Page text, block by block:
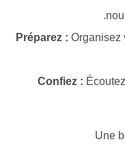
Préparez : Organisez
Confiez :
Une